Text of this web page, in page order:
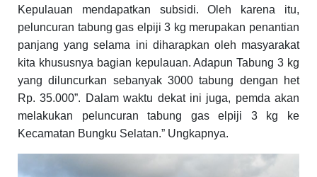
Kepulauan mendapatkan subsidi. Oleh karena itu,
peluncuran tabung gas elpiji 3 kg merupakan penantian
panjang yang selama ini diharapkan oleh masyarakat
kita khususnya bagian kepulauan. Adapun Tabung 3 kg
yang diluncurkan sebanyak 3000 tabung dengan het
Rp. 35.000”. Dalam waktu dekat ini juga, pemda akan
melakukan peluncuran tabung gas elpiji 3 kg ke
Kecamatan Bungku Selatan.” Ungkapnya.